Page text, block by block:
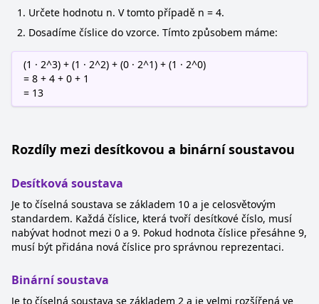
Určete hodnotu n. V tomto případě n = 4.
Dosadíme číslice do vzorce. Tímto způsobem máme:
(1 · 2^3) + (1 · 2^2) + (0 · 2^1) + (1 · 2^0)
= 8 + 4 + 0 + 1
= 13
Rozdíly mezi desítkovou a binární soustavou
Desítková soustava
Je to číselná soustava se základem 10 a je celosvětovým
standardem. Každá číslice, která tvoří desítkové číslo, musí
nabývat hodnot mezi 0 a 9. Pokud hodnota číslice přesáhne 9,
musí být přidána nová číslice pro správnou reprezentaci.
Binární soustava
Je to číselná soustava se základem 2 a je velmi rozšířená ve